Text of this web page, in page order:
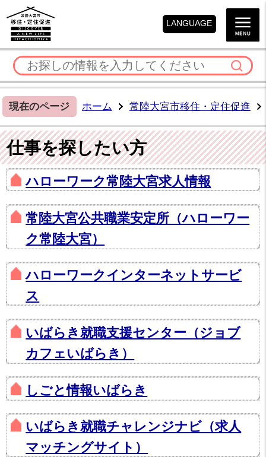
LANGUAGE
現在のページ ホーム 常陸大宮市移住・定住促進
仕事を探したい方
ハローワーク常陸大宮求人情報
常陸大宮公共職業安定所（ハローワー
ク常陸大宮）
ハローワークインターネットサービ
ス
いばらき就職支援センター（ジョブ
カフェいばらき）
しごと情報いばらき
いばらき就職チャレンジナビ（求人
マッチングサイト）